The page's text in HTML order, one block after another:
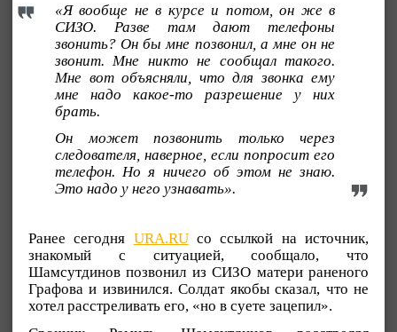
«Я вообще не в курсе и потом, он же в
СИЗО. Разве там дают телефоны
звонить? Он бы мне позвонил, а мне он не
звонит. Мне никто не сообщал такого.
Мне вот объясняли, что для звонка ему
мне надо какое-то разрешение у них
брать.
Он может позвонить только через
следователя, наверное, если попросит его
телефон. Но я ничего об этом не знаю.
Это надо у него узнавать».
Ранее сегодня URA.RUсо ссылкой на источник,
знакомый с ситуацией, сообщало, что
Шамсутдинов позвонил из СИЗО матери раненого
Графова и извинился. Солдат якобы сказал, что не
хотел расстреливать его, «но в суете зацепил».